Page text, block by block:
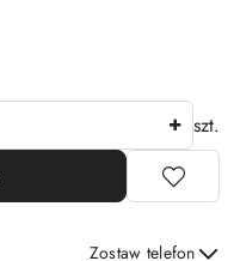
szt.
Zostaw telefon